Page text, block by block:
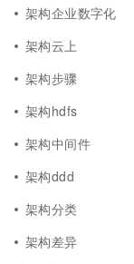
架构企业数字化
架构云上
架构步骤
架构hdfs
架构中间件
架构ddd
架构分类
架构差异